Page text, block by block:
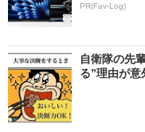
PR(Fav-Log)
自衛隊の先
る”理由が